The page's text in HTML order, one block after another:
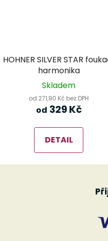
HOHNER SILVER STAR
harmonika
Skladem
od 271,90 Kč bez DPH
od 329 Kč
DETAIL